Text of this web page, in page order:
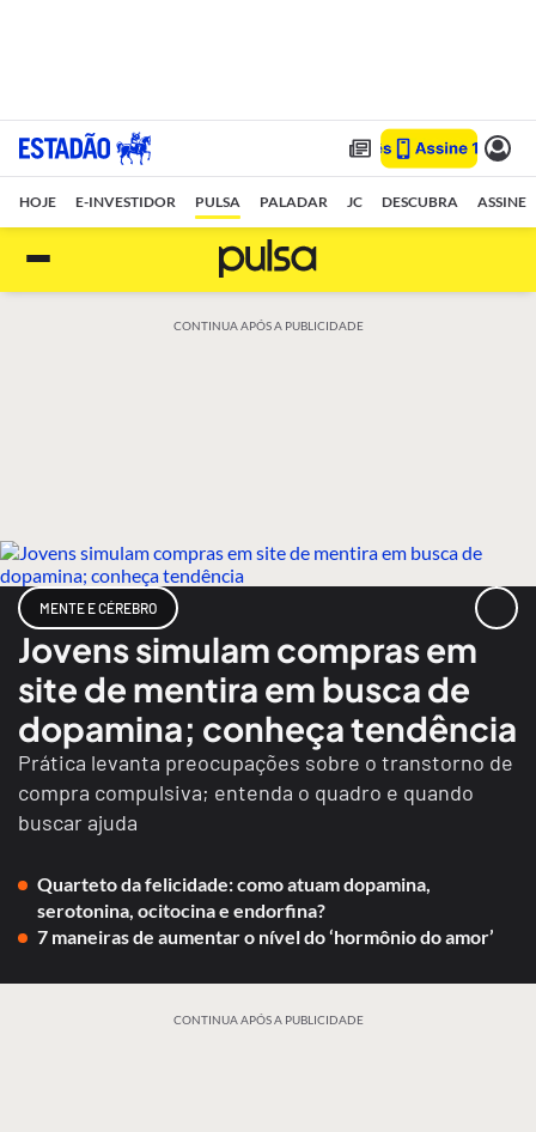
HOJE E-INVESTIDOR PULSA PALADAR JC DESCUBRA ASSINE
CONTINUA APÓS A PUBLICIDADE
MENTE E CÉREBRO
Jovens simulam compras em
site de mentira em busca de
dopamina; conheça tendência
Prática levanta preocupações sobre o transtorno de
compra compulsiva; entenda o quadro e quando
buscar ajuda
Quarteto da felicidade: como atuam dopamina,
serotonina, ocitocina e endorfina?
7 maneiras de aumentar o nível do ‘hormônio do amor’
CONTINUA APÓS A PUBLICIDADE